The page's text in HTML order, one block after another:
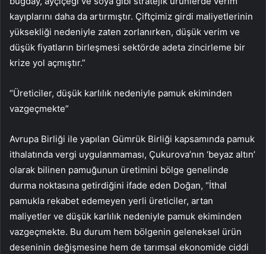
kayıplarını daha da artırmıştır. Çiftçimiz girdi maliyetlerinin
yüksekliği nedeniyle zaten zorlanırken, düşük verim ve
düşük fiyatların birleşmesi sektörde adeta zincirleme bir
krize yol açmıştır.”
“Üreticiler, düşük karlılık nedeniyle pamuk ekiminden
vazgeçmekte”
Avrupa Birliği ile yapılan Gümrük Birliği kapsamında pamuk
ithalatında vergi uygulanmaması, Çukurova’nın ‘beyaz altın’
olarak bilinen pamuğunun üretimini bölge genelinde
durma noktasına getirdiğini ifade eden Doğan, “İthal
pamukla rekabet edemeyen yerli üreticiler, artan
maliyetler ve düşük karlılık nedeniyle pamuk ekiminden
vazgeçmekte. Bu durum hem bölgenin geleneksel ürün
deseninin değişmesine hem de tarımsal ekonomide ciddi